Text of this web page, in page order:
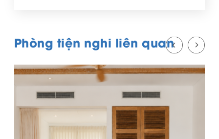
Phòng tiện nghi liên quan